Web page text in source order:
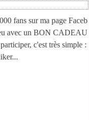
fans sur ma page Faceb
avec un BON CADEAU
c'est très simple :